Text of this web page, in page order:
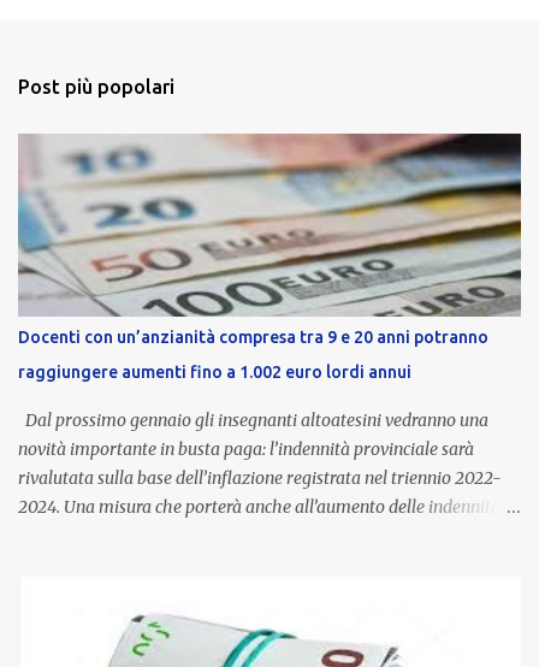
Post più popolari
Docenti con un’anzianità compresa tra 9 e 20 anni potranno
raggiungere aumenti fino a 1.002 euro lordi annui
Dal prossimo gennaio gli insegnanti altoatesini vedranno una
novità importante in busta paga: l’indennità provinciale sarà
rivalutata sulla base dell’inflazione registrata nel triennio 2022-
2024. Una misura che porterà anche all’aumento delle indennità di
dedicato alle donne vittime di violenza di genere, in linea con la
normativa nazionale e con l’obiettivo di offrire maggiore tutela e